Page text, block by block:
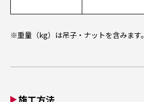
※重量（kg）は吊子・ナットを含みます。
施工方法